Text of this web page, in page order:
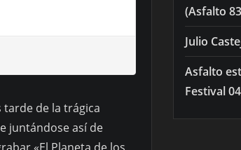
tarde de la trágica
juntándose así de
«El Planeta de los
(Asfalto
Julio
Asfalto
Festival